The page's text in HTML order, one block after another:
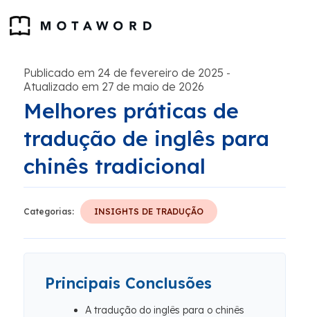
Publicado em 24 de fevereiro de 2025 -
Atualizado em 27 de maio de 2026
Melhores práticas de
tradução de inglês para
chinês tradicional
Categorias: INSIGHTS DE TRADUÇÃO
Principais Conclusões
A tradução do inglês para o chinês